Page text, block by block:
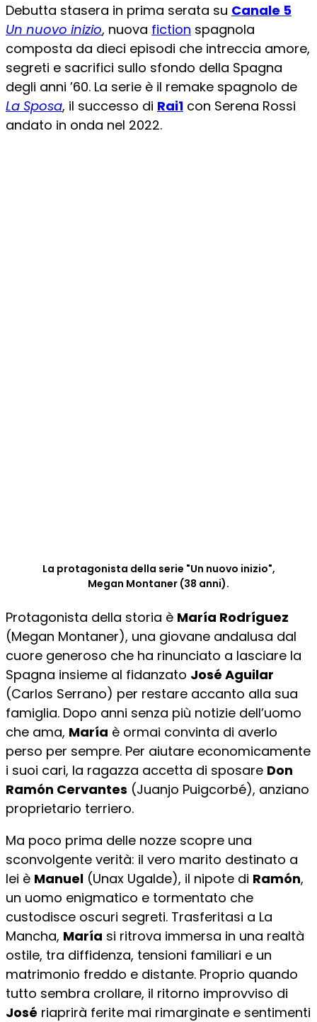
Debutta stasera in prima serata su Canale 5
Un nuovo inizio, nuova fiction spagnola
composta da dieci episodi che intreccia amore,
segreti e sacrifici sullo sfondo della Spagna
degli anni ’60. La serie è il remake spagnolo de
La Sposa, il successo di Rai1 con Serena Rossi
andato in onda nel 2022.
La protagonista della serie "Un nuovo inizio",
Megan Montaner (38 anni).
Protagonista della storia è María Rodríguez
(Megan Montaner), una giovane andalusa dal
cuore generoso che ha rinunciato a lasciare la
Spagna insieme al fidanzato José Aguilar
(Carlos Serrano) per restare accanto alla sua
famiglia. Dopo anni senza più notizie dell’uomo
che ama, María è ormai convinta di averlo
perso per sempre. Per aiutare economicamente
i suoi cari, la ragazza accetta di sposare Don
Ramón Cervantes (Juanjo Puigcorbé), anziano
proprietario terriero.
Ma poco prima delle nozze scopre una
sconvolgente verità: il vero marito destinato a
lei è Manuel (Unax Ugalde), il nipote di Ramón,
un uomo enigmatico e tormentato che
custodisce oscuri segreti. Trasferitasi a La
Mancha, María si ritrova immersa in una realtà
ostile, tra diffidenza, tensioni familiari e un
matrimonio freddo e distante. Proprio quando
tutto sembra crollare, il ritorno improvviso di
José riaprirà ferite mai rimarginate e sentimenti